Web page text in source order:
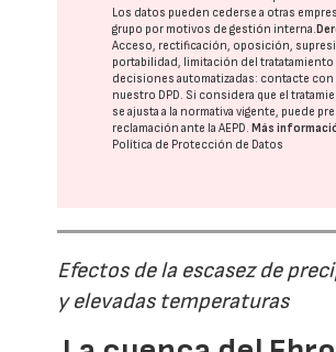
Los datos pueden cederse a otras
grupo por motivos de gestión interna.
Acceso, rectificación, oposición,
portabilidad, limitación del tratatamiento
decisiones automatizadas: contacte con
nuestro DPD. Si considera que el
se ajusta a la normativa vigente, puede
reclamación ante laAEPD. Más
Política de Protección de Datos
Efectos de la escasez de
y elevadas temperaturas